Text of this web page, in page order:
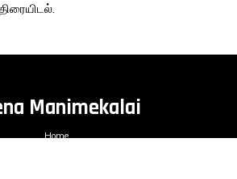
Manimekalai
Home